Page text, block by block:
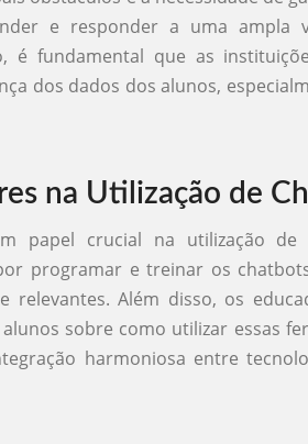
e responder a uma ampla
é fundamental que as
dos dados dos alunos,
na Utilização de
papel crucial na utilização de
programar e treinar os
relevantes. Além disso, os
sobre como utilizar essas
harmoniosa entre